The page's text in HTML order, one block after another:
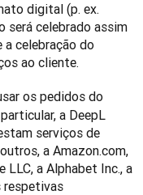
digital (p. ex.
será celebrado assim
a celebração do
ao cliente.
os pedidos do
a DeepL
serviços de
a Amazon.com,
a Alphabet Inc., a
respetivas